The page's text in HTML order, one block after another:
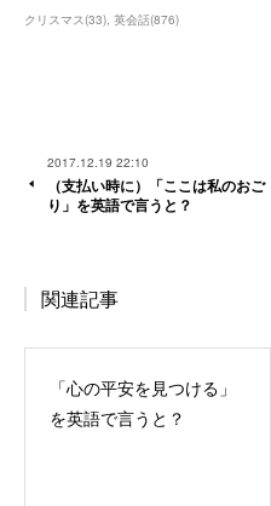
クリスマス(33) 英会話(876)
2017.12.19 22:10
（支払い時に）「ここは私のおご
り」を英語で言うと？
関連記事
「心の平安を見つける」
を英語で言うと？